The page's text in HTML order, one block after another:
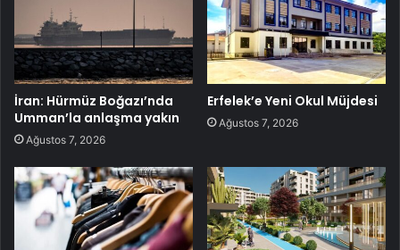
İran: Hürmüz Boğazı’nda
Umman’la anlaşma yakın
Ağustos 7, 2026
Erfelek’e Yeni Okul Müjdesi
Ağustos 7, 2026